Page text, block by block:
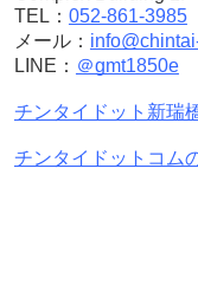
TEL： 052-861-3985
メール：
LINE： ＠gmt1850e
チンタイドット新瑞
チンタイドットコム